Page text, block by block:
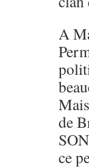
A
de
ce